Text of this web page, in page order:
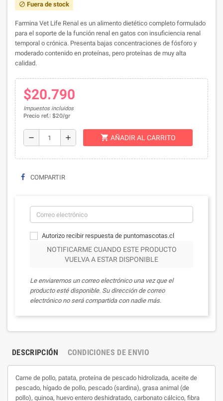
block Fuera de stock
Farmina Vet Life Renal es un alimento dietético completo formulado
para el soporte de la función renal en gatos con insuficiencia renal
temporal o crónica. Presenta bajas concentraciones de fósforo y
moderado contenido en proteínas, pero proteínas de muy alta
calidad.
$20.790
Impuestos incluidos
Precio ref.: $20/gr
remove add shopping_cart AÑADIR AL CARRITO
COMPARTIR
Autorizo recibir respuesta de puntomascotas.cl
NOTIFICARME CUANDO ESTE PRODUCTO
VUELVA A ESTAR DISPONIBLE
Le enviaremos un correo electrónico una vez que el
producto esté disponible. Su dirección de correo
electrónico no será compartida con nadie más.
DESCRIPCIÓN CONDICIONES DE ENVIO
Carne de pollo, patata, proteína de pescado hidrolizada, aceite de
pescado, hígado de pollo, pescado (sardina), grasa animal (de
pollo), quinoa, huevo entero deshidratado, carbonato cálcico, fibra